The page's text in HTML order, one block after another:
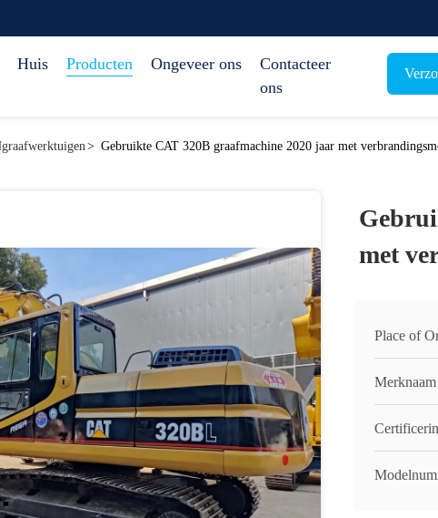
Huis Producten Ongeveer ons
Contacteer
ons
> Gebruikte CAT 320B graafmachine 2020 jaar met
met
Place of
Merknaam